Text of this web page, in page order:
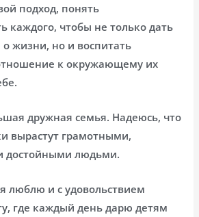
подход, понять
каждого, чтобы не только дать
жизни, но и воспитать
к окружающему их
дружная семья. Надеюсь, что
вырастут грамотными,
достойными людьми.
люблю и с удовольствием
где каждый день дарю детям